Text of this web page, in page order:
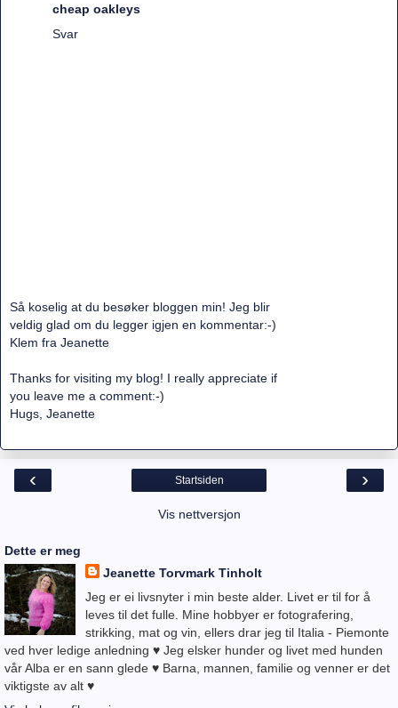
cheap oakleys
Svar
Så koselig at du besøker bloggen min! Jeg blir
veldig glad om du legger igjen en kommentar:-)
Klem fra Jeanette
Thanks for visiting my blog! I really appreciate if
you leave me a comment:-)
Hugs, Jeanette
‹ ›
Startsiden
Vis nettversjon
Dette er meg
Jeanette Torvmark Tinholt
Jeg er ei livsnyter i min beste alder. Livet er til for å
leves til det fulle. Mine hobbyer er fotografering,
strikking, mat og vin, ellers drar jeg til Italia - Piemonte
ved hver ledige anledning ♥ Jeg elsker hunder og livet med hunden
vår Alba er en sann glede ♥ Barna, mannen, familie og venner er det
viktigste av alt ♥